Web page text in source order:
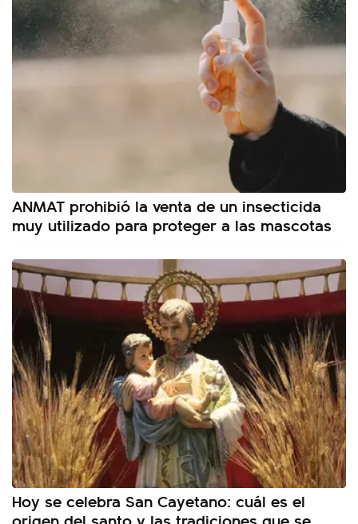
ANMAT prohibió la venta de un insecticida
muy utilizado para proteger a las mascotas
Hoy se celebra San Cayetano: cuál es el